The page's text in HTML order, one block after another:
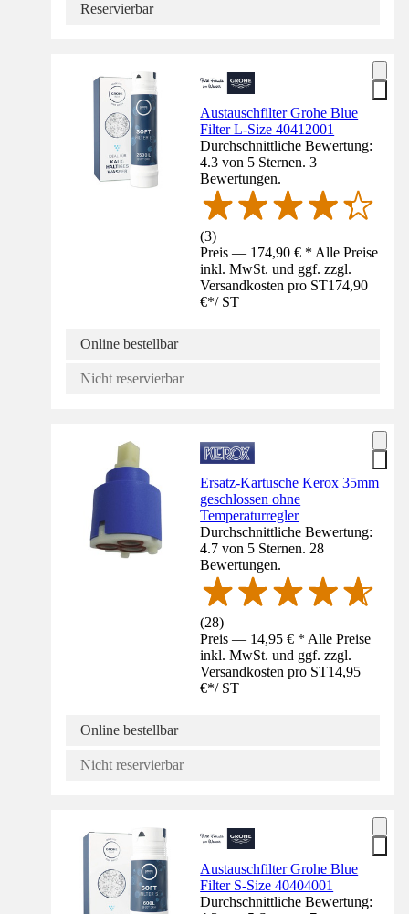
Reservierbar
Austauschfilter Grohe Blue
Filter L-Size 40412001
Durchschnittliche Bewertung:
4.3 von 5 Sternen. 3
Bewertungen.
(3)
Preis — 174,90 € * Alle Preise
inkl. MwSt. und ggf. zzgl.
Versandkosten pro ST174,90
€*/ ST
Online bestellbar
Nicht reservierbar
Ersatz-Kartusche Kerox 35mm
geschlossen ohne
Temperaturregler
Durchschnittliche Bewertung:
4.7 von 5 Sternen. 28
Bewertungen.
(28)
Preis — 14,95 € * Alle Preise
inkl. MwSt. und ggf. zzgl.
Versandkosten pro ST14,95
€*/ ST
Online bestellbar
Nicht reservierbar
Austauschfilter Grohe Blue
Filter S-Size 40404001
Durchschnittliche Bewertung: